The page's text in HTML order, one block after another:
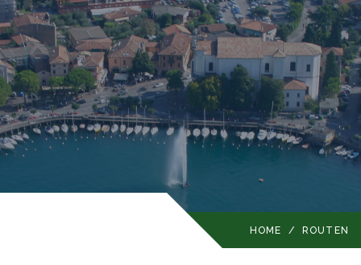
HOME / ROUTEN